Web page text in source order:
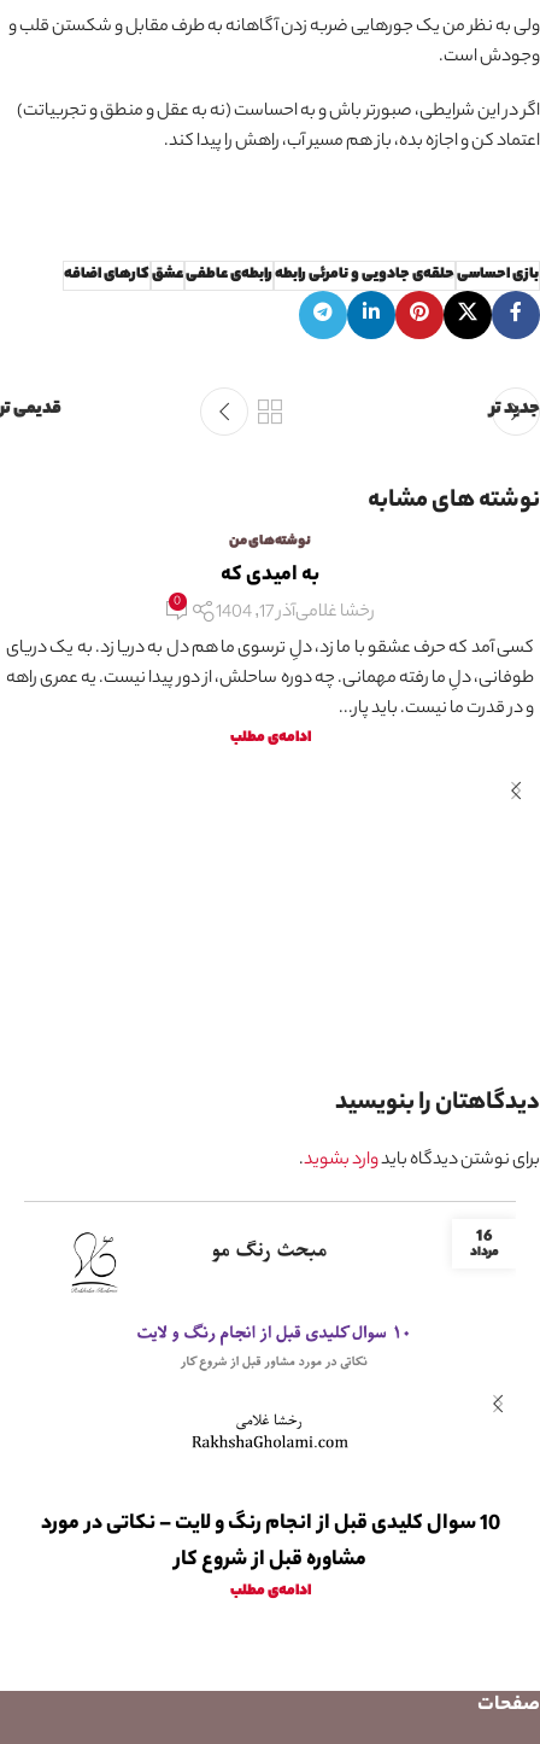
ولی به نظر من یک جورهایی ضربه‌ زدن آگاهانه به طرف مقابل و شکستن قلب و
وجودش است.
اگر در این شرایطی، صبورتر باش و به احساست (نه به عقل و منطق و تجربیاتت)
اعتماد کن و اجازه بده، باز هم مسیر آب، راهش را پیدا کند.
بازی احساسیحلقه‌ی جادویی و نامرئی رابطهرابطه‌ی عاطفیعشقکارهای اضافه
جدید تر قدیمی تر
نوشته های مشابه
نوشته‌های من
به امیدی که
رخشا غلامیآذر 17, 1404 0
کسی آمد که حرف عشقو با ما زد، دلِ ترسوی ما هم دل به دریا زد. به یک دریای
طوفانی، دلِ ما رفته مهمانی. چه دوره ساحلش، از دور پیدا نیست. یه عمری راهه
و در قدرت ما نیست. باید پار...
ادامه‌ی مطلب
دیدگاهتان را بنویسید
برای نوشتن دیدگاه بایدوارد بشوید.
16
مرداد
10 سوال کلیدی قبل از انجام رنگ و لایت – نکاتی در مورد
مشاوره قبل از شروع کار
ادامه‌ی مطلب
صفحات